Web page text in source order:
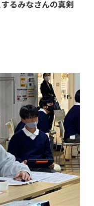
るみなさんの真剣